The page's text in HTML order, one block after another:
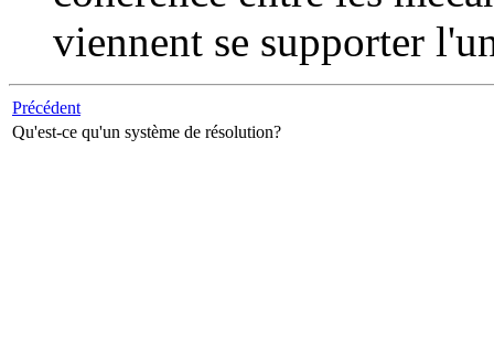
viennent se supporter
Précédent
Qu'est-ce qu'un système de résolution?